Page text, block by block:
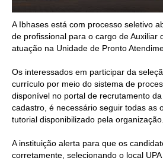
A Ibhases está com processo seletivo
de profissional para o cargo de Auxiliar
atuação na Unidade de Pronto
Os interessados em participar da
currículo por meio do sistema de
disponível no portal de recrutamento
cadastro, é necessário seguir todas as
tutorial disponibilizado pela organização.
A instituição alerta para que os
corretamente, selecionando o local